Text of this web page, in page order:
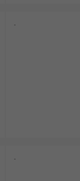
-
-